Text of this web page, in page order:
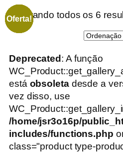
Mostrando todos os 6
Deprecated : A função
está obsoletadesde a
vez disso, use
/home/jsr3o16p/
includes/functions.php
class="product type-
Oferta!
Oferta!
Oferta!
Oferta!
Oferta!
Oferta!